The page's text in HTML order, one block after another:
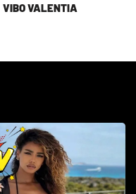
VIBO VALENTIA